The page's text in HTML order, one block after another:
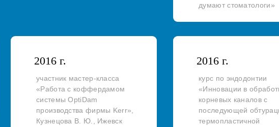
думают стоматологи»
2016 г.
участник мастер-класса
«Работа с коффердамом
системы OptiDam
производства фирмы Kerr»,
Кузнецова В. Ю., Ижевск
2016 г.
курс по эндодонтии
«Инновации в
корневых каналов с
последующей
термопластичной